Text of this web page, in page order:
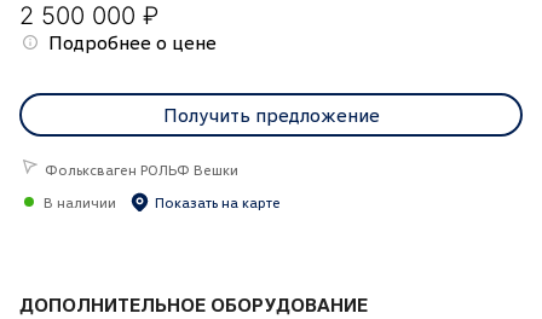
ДОПОЛНИТЕЛЬНОЕ ОБОРУДОВАНИЕ
2 500 000 ₽
Подробнее о цене
Получить предложение
Фольксваген РОЛЬФ Вешки
В наличии
Показать на карте